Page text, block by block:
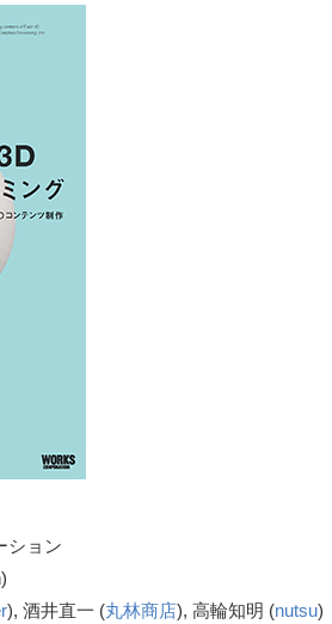
ション
), 酒井直一 (丸林商店), 高輪知明 (nutsu)